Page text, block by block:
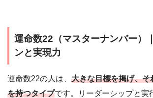
運命数22（マスターナンバー）
ンと実現力
運命数22の人は、 大きな目標を掲げ、そ
を持つタイプです。リーダーシップと実